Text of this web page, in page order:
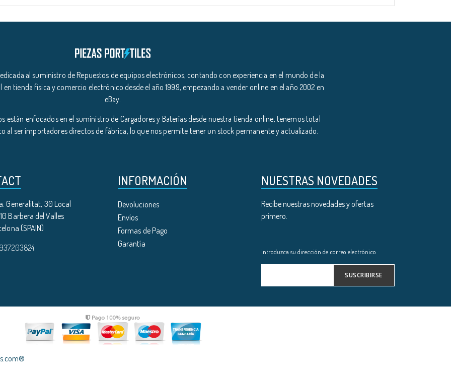
al suministro de Repuestos de equipos electrónicos, contando con experiencia en el mundo de la
tienda física y comercio electrónico desde el año 1999, empezando a vender online en el año 2002 en
eBay.
están enfocados en el suministro de Cargadores y Baterías desde nuestra tienda online, tenemos total
al ser importadores directos de fábrica, lo que nos permite tener un stock permanente y actualizado.
Generalitat, 30 Local
Barbera del Valles
(SPAIN)
INFORMACIÓN
Devoluciones
Envíos
Formas de Pago
Garantía
NUESTRAS NOVEDADES
Recibe nuestras novedades y ofertas
primero.
Introduzca su dirección de correo electrónico
SUSCRIBIRSE